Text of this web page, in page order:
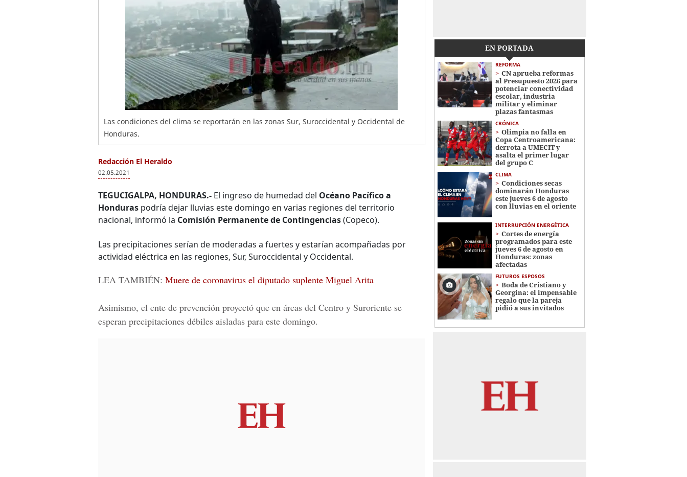
Las condiciones del clima se reportarán en las zonas Sur, Suroccidental y Occidental de
Honduras.
Redacción El Heraldo
02.05.2021
TEGUCIGALPA, HONDURAS.- El ingreso de humedad del Océano Pacífico a
Honduras podría dejar lluvias este domingo en varias regiones del territorio
nacional, informó la Comisión Permanente de Contingencias(Copeco).
Las precipitaciones serían de moderadas a fuertes y estarían acompañadas por
actividad eléctrica en las regiones, Sur, Suroccidental y Occidental.
LEA TAMBIÉN: Muere de coronavirus el diputado suplente Miguel Arita
Asimismo, el ente de prevención proyectó que en áreas del Centro y Suroriente se
esperan precipitaciones débiles aisladas para este domingo.
EN PORTADA
REFORMA
CN aprueba reformas
al Presupuesto 2026 para
potenciar conectividad
escolar, industria
militar y eliminar
plazas fantasmas
CRÓNICA
Olimpia no falla en
Copa Centroamericana:
derrota a UMECIT y
asalta el primer lugar
del grupo C
CLIMA
Condiciones secas
dominarán Honduras
este jueves 6 de agosto
con lluvias en el oriente
INTERRUPCIÓN ENERGÉTICA
Cortes de energía
programados para este
jueves 6 de agosto en
Honduras: zonas
afectadas
FUTUROS ESPOSOS
Boda de Cristiano y
Georgina: el impensable
regalo que la pareja
pidió a sus invitados